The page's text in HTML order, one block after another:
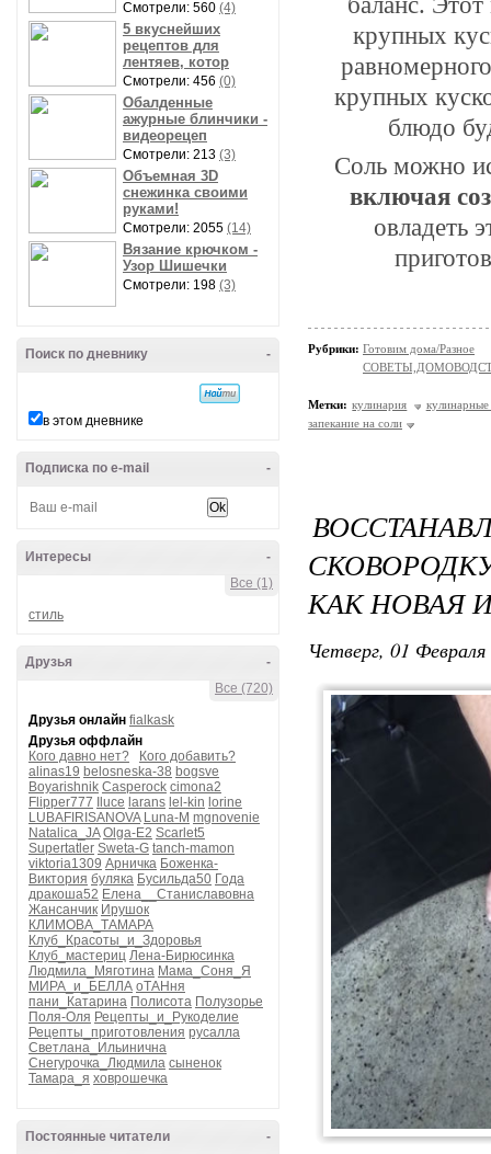
Смотрели: 560 (4)
5 вкуснейших
рецептов для
лентяев, котор
Смотрели: 456 (0)
Обалденные
ажурные блинчики -
видеорецеп
Смотрели: 213 (3)
Объемная 3D
снежинка своими
руками!
Смотрели: 2055 (14)
Вязание крючком -
Узор Шишечки
Смотрели: 198 (3)
-
Поиск по дневнику
в этом дневнике
-
Подписка по e-mail
-
Интересы
Все (1)
стиль
-
Друзья
Все (720)
Друзья онлайн fialkask
Друзья оффлайн
Кого давно нет?
Кого добавить?
alinas19 belosneska-38 bogsve
Boyarishnik Casperock cimona2
Flipper777
Iluce larans lel-kin lorine
LUBAFIRISANOVA Luna-M mgnovenie
Natalica_JA Olga-E2 Scarlet5
Supertatler Sweta-G tanch-mamon
viktoria1309 Арничка Боженка-
Виктория буляка Бусильда50 Года
дракоша52 Елена__Станиславовна
Жансанчик Ирушок
КЛИМОВА_ТАМАРА
Клуб_Красоты_и_Здоровья
Клуб_мастериц Лена-Бирюсинка
Людмила_Мяготина Мама_Соня_Я
МИРА_и_БЕЛЛА оТАНня
пани_Катарина Полисота Полузорье
Поля-Оля Рецепты_и_Рукоделие
Рецепты_приготовления русалла
Светлана_Ильинична
Снегурочка_Людмила сыненок
Тамара_я ховрошечка
-
Постоянные читатели
крупных
крупных
блюдо
Соль можно
включая
овладеть
Рубрики: Готовим дома/Разное
Метки: кулинария
запекание на соли
КАК НОВАЯ
Четверг, 01